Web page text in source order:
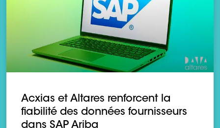
Acxias et Altares renforcent la
fiabilité des données fournisseurs
dans SAP Ariba